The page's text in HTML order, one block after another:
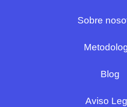
Sobre
Blog
Aviso